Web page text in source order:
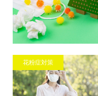
花粉症対策